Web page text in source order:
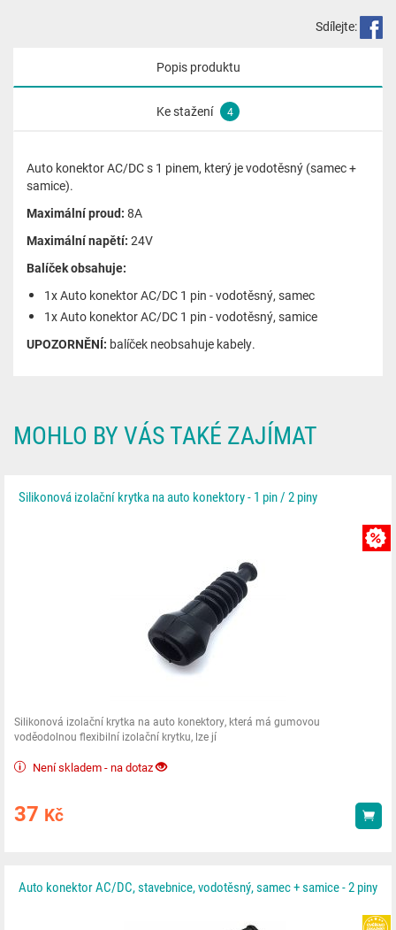
Sdílejte:
Popis produktu
Ke stažení 4
Auto konektor AC/DC s 1 pinem, který je vodotěsný (samec +
samice).
Maximální proud: 8A
Maximální napětí: 24V
Balíček obsahuje:
1x Auto konektor AC/DC 1 pin - vodotěsný, samec
1x Auto konektor AC/DC 1 pin - vodotěsný, samice
UPOZORNĚNÍ: balíček neobsahuje kabely.
MOHLO BY VÁS TAKÉ ZAJÍMAT
Silikonová izolační krytka na auto konektory - 1 pin / 2 piny
Silikonová izolační krytka na auto konektory, která má gumovou
voděodolnou flexibilní izolační krytku, lze jí
Není skladem - na dotaz
37 Kč
Auto konektor AC/DC, stavebnice, vodotěsný, samec + samice - 2 piny